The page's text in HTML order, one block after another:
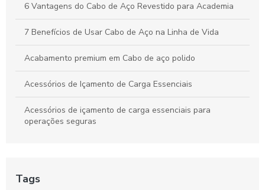
6 Vantagens do Cabo de Aço Revestido para Academia
7 Benefícios de Usar Cabo de Aço na Linha de Vida
Acabamento premium em Cabo de aço polido
Acessórios de Içamento de Carga Essenciais
Acessórios de içamento de carga essenciais para
operações seguras
Acessórios de Içamento de Carga: Guia Completo
Tags